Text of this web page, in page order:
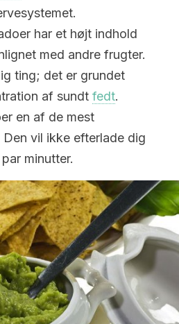
har et højt indhold
med andre frugter.
ting; det er grundet
af sundt fedt.
en af de mest
vil ikke efterlade dig
minutter.